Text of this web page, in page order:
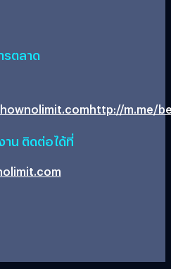
รตลาด
http://m.me/
น ติดต่อได้ที่